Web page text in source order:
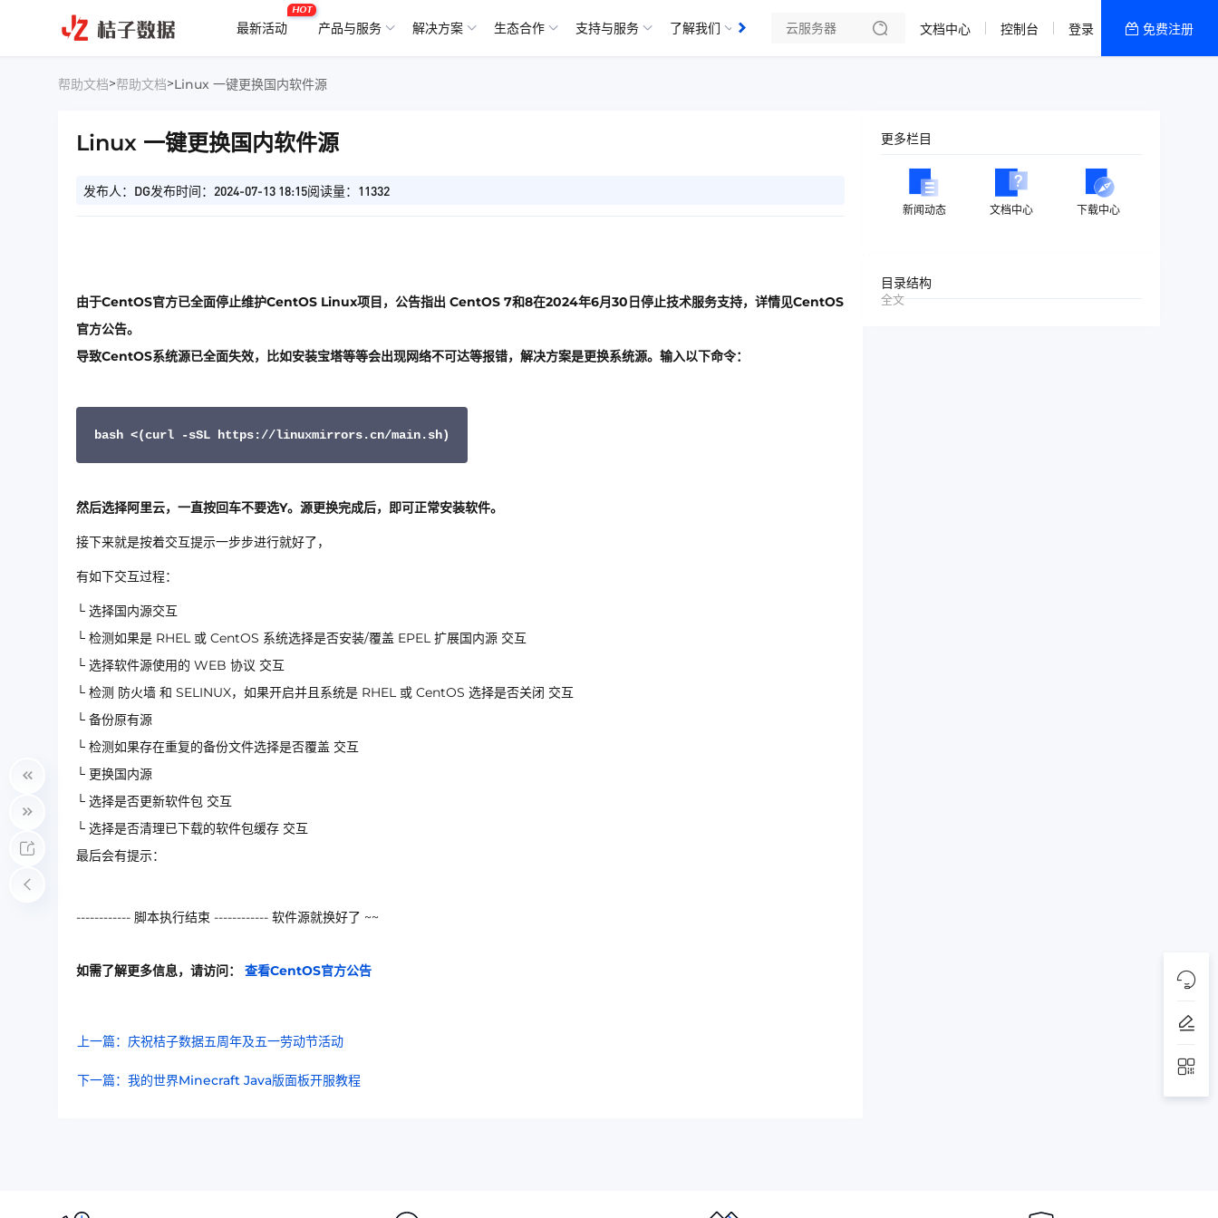
最新活动
HOT
产品与服务 解决方案 生态合作 支持与服务
了解我们
香港精品CN2云
文档中心 控制台 登录 免费注册
帮助文档>帮助文档>Linux 一键更换国内软件源
Linux 一键更换国内软件源
发布人：DG发布时间：2024-07-13 18:15阅读量：11332
由于CentOS官方已全面停止维护CentOS Linux项目，公告指出 CentOS 7和8在2024年6月30日停止技术服务支持，详情见CentOS
官方公告。
导致CentOS系统源已全面失效，比如安装宝塔等等会出现网络不可达等报错，解决方案是更换系统源。输入以下命令：
bash <(curl -sSL https://linuxmirrors.cn/main.sh)
然后选择阿里云，一直按回车不要选Y。源更换完成后，即可正常安装软件。
接下来就是按着交互提示一步步进行就好了，
有如下交互过程：
└ 选择国内源交互
└ 检测如果是 RHEL 或 CentOS 系统选择是否安装/覆盖 EPEL 扩展国内源 交互
└ 选择软件源使用的 WEB 协议 交互
└ 检测 防火墙 和 SELINUX，如果开启并且系统是 RHEL 或 CentOS 选择是否关闭 交互
└ 备份原有源
└ 检测如果存在重复的备份文件选择是否覆盖 交互
└ 更换国内源
└ 选择是否更新软件包 交互
└ 选择是否清理已下载的软件包缓存 交互
最后会有提示：
------------ 脚本执行结束 ------------ 软件源就换好了 ~~
如需了解更多信息，请访问： 查看CentOS官方公告
上一篇：庆祝桔子数据五周年及五一劳动节活动
下一篇：我的世界Minecraft Java版面板开服教程
更多栏目
新闻动态 文档中心 下载中心
目录结构
全文